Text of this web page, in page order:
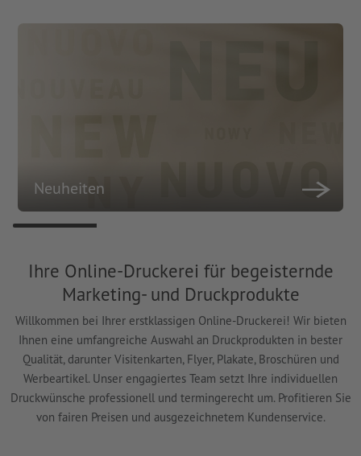
Ihre Online-Druckerei für begeisternde
Marketing- und Druckprodukte
Willkommen bei Ihrer erstklassigen Online-Druckerei! Wir bieten
Ihnen eine umfangreiche Auswahl an Druckprodukten in bester
Qualität, darunter Visitenkarten, Flyer, Plakate, Broschüren und
Werbeartikel. Unser engagiertes Team setzt Ihre individuellen
Druckwünsche professionell und termingerecht um. Profitieren Sie
von fairen Preisen und ausgezeichnetem Kundenservice.
Neuheiten